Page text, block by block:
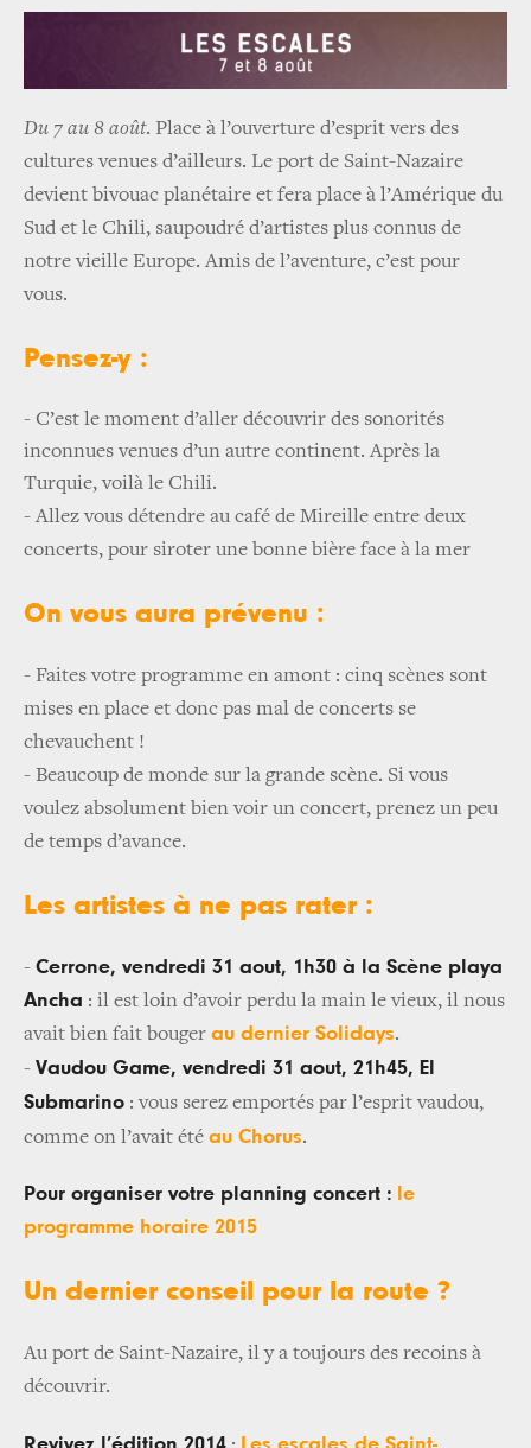
Du 7 au 8 août. Place à l’ouverture d’esprit vers des
cultures venues d’ailleurs. Le port de Saint-Nazaire
devient bivouac planétaire et fera place à l’Amérique du
Sud et le Chili, saupoudré d’artistes plus connus de
notre vieille Europe. Amis de l’aventure, c’est pour
vous.
Pensez-y :
- C’est le moment d’aller découvrir des sonorités
inconnues venues d’un autre continent. Après la
Turquie, voilà le Chili.
- Allez vous détendre au café de Mireille entre deux
concerts, pour siroter une bonne bière face à la mer
On vous aura prévenu :
- Faites votre programme en amont : cinq scènes sont
mises en place et donc pas mal de concerts se
chevauchent !
- Beaucoup de monde sur la grande scène. Si vous
voulez absolument bien voir un concert, prenez un peu
de temps d’avance.
Les artistes à ne pas rater :
- Cerrone, vendredi 31 aout, 1h30 à la Scène playa
Ancha : il est loin d’avoir perdu la main le vieux, il nous
avait bien fait bouger au dernier Solidays.
- Vaudou Game, vendredi 31 aout, 21h45, El
Submarino : vous serez emportés par l’esprit vaudou,
comme on l’avait été au Chorus.
Pour organiser votre planning concert : le
programme horaire 2015
Un dernier conseil pour la route ?
Au port de Saint-Nazaire, il y a toujours des recoins à
découvrir.